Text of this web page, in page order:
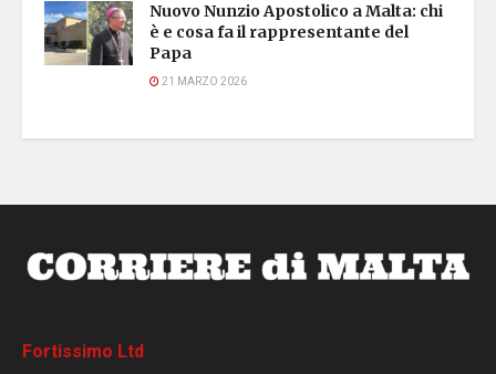
Nuovo Nunzio Apostolico a Malta: chi
è e cosa fa il rappresentante del
Papa
21 MARZO 2026
Fortissimo Ltd